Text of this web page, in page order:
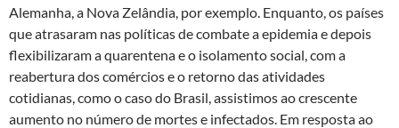
Alemanha, a Nova Zelândia, por exemplo. Enquanto, os países
que atrasaram nas políticas de combate a epidemia e depois
flexibilizaram a quarentena e o isolamento social, com a
reabertura dos comércios e o retorno das atividades
cotidianas, como o caso do Brasil, assistimos ao crescente
aumento no número de mortes e infectados. Em resposta ao